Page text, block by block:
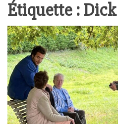
Étiquette :